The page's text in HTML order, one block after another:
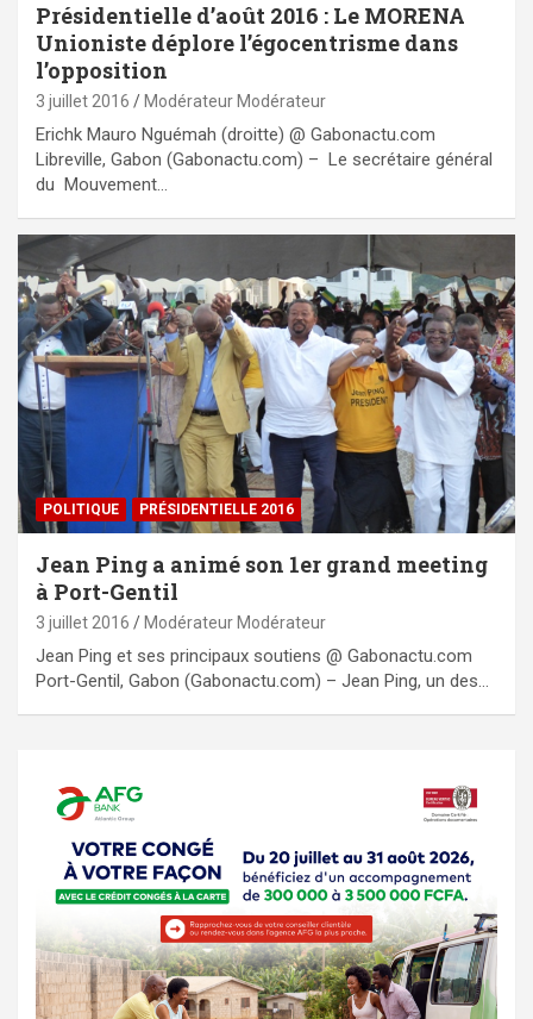
Présidentielle d’août 2016 : Le MORENA
Unioniste déplore l’égocentrisme dans
l’opposition
3 juillet 2016 Modérateur Modérateur
Erichk Mauro Nguémah (droitte) @ Gabonactu.com
Libreville, Gabon (Gabonactu.com) – Le secrétaire général
du Mouvement…
POLITIQUE PRÉSIDENTIELLE 2016
Jean Ping a animé son 1er grand meeting
à Port-Gentil
3 juillet 2016 Modérateur Modérateur
Jean Ping et ses principaux soutiens @ Gabonactu.com
Port-Gentil, Gabon (Gabonactu.com) – Jean Ping, un des…